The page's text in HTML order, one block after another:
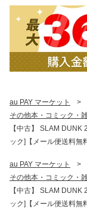
au PAY マーケット >
その他本・コミック・
【中古】 SLAM DUNK
ック]【メール便送料無
au PAY マーケット >
その他本・コミック・
【中古】 SLAM DUNK
ック]【メール便送料無